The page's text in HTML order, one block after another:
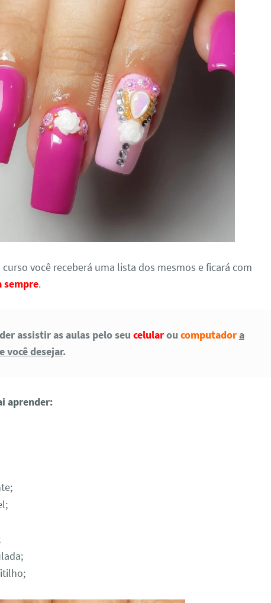
você receberá uma lista dos mesmos e ficará com
sempre.
assistir as aulas pelo seu celularou computadora
você desejar.
aprender: